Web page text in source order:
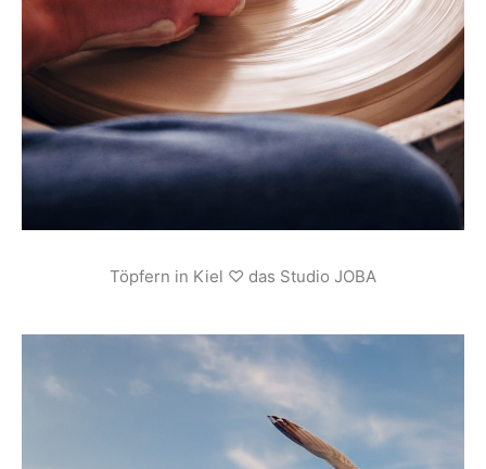
Töpfern in Kiel ♡ das Studio JOBA